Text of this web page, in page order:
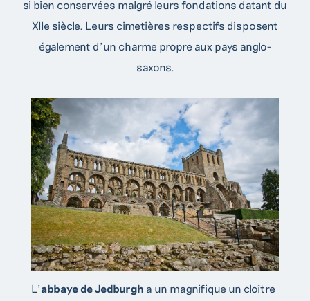
si bien conservées malgré leurs fondations datant du
XIIe siècle. Leurs cimetières respectifs disposent
également d’un charme propre aux pays anglo-
saxons.
L’abbaye de Jedburgh a un magnifique un cloître